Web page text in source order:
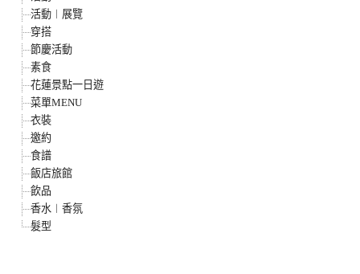
活動︱展覽
穿搭
節慶活動
素食
花蓮景點一日遊
菜單MENU
衣裝
邀約
食譜
飯店旅館
飲品
香水︱香氛
髮型